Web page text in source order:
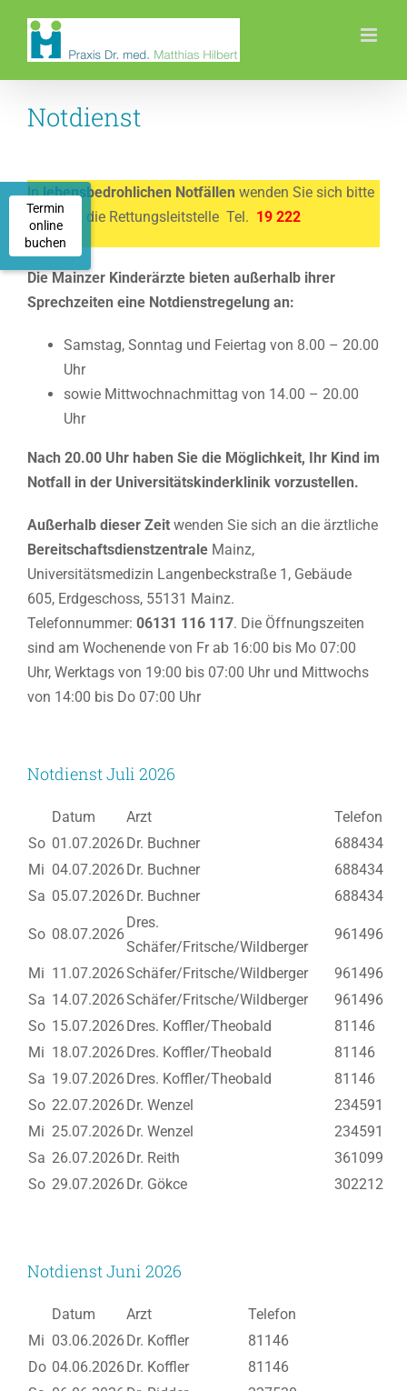
Inhalt
springen
Notdienst
Inlebensbedrohlichen Notfällen wenden Sie sich bitte
direkt an die Rettungsleitstelle Tel. 19 222
Die Mainzer Kinderärzte bieten außerhalb ihrer
Sprechzeiten eine Notdienstregelung an:
Samstag, Sonntag und Feiertag von 8.00 – 20.00
Uhr
sowie Mittwochnachmittag von 14.00 – 20.00
Uhr
Nach 20.00 Uhr haben Sie die Möglichkeit, Ihr Kind im
Notfall in der Universitätskinderklinik vorzustellen.
Außerhalb dieser Zeitwenden Sie sich an die ärztliche
BereitschaftsdienstzentraleMainz,
Universitätsmedizin Langenbeckstraße 1, Gebäude
605, Erdgeschoss, 55131 Mainz.
Telefonnummer: 06131 116 117. Die Öffnungszeiten
sind am Wochenende von Fr ab 16:00 bis Mo 07:00
Uhr, Werktags von 19:00 bis 07:00 Uhr und Mittwochs
von 14:00 bis Do 07:00 Uhr
Notdienst Juli 2026
Datum Arzt
Telefon
So 01.07.2026Dr. Buchner
688434
Mi 04.07.2026Dr. Buchner
688434
Sa 05.07.2026Dr. Buchner 688434
So 08.07.2026
Dres.
Schäfer/Fritsche/Wildberger
961496
Mi 11.07.2026Schäfer/Fritsche/Wildberger
961496
Sa 14.07.2026Schäfer/Fritsche/Wildberger
961496
So 15.07.2026Dres. Koffler/Theobald
81146
Mi 18.07.2026Dres. Koffler/Theobald
81146
Sa 19.07.2026Dres. Koffler/Theobald
81146
So 22.07.2026Dr. Wenzel
234591
Mi 25.07.2026Dr. Wenzel
234591
Sa 26.07.2026Dr. Reith
361099
So 29.07.2026Dr. Gökce 302212
Notdienst Juni 2026
Datum Arzt
Telefon
Mi 03.06.2026Dr. Koffler
81146
Do 04.06.2026Dr. Koffler
81146
Termin
online
buchen